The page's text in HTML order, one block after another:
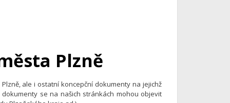
Plzně
ale i ostatní koncepční dokumenty na jejichž
se na našich stránkách mohou objevit